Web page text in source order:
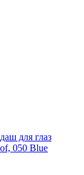
для глаз
050 Blue